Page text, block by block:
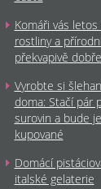
Komáři vás
rostliny a
překvapivě dobře
Vyrobte si
doma: Stačí pár
surovin a bude
kupované
Domácí
italské gelaterie